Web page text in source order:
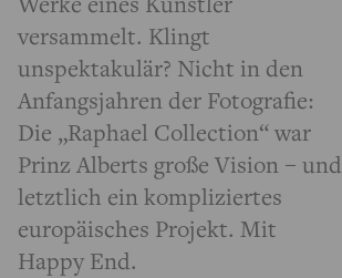
versammelt. Klingt
unspektakulär? Nicht in den
Anfangsjahren der Fotografie:
Die „Raphael Collection“ war
Prinz Alberts große Vision – und
letztlich ein kompliziertes
europäisches Projekt. Mit
Happy End.